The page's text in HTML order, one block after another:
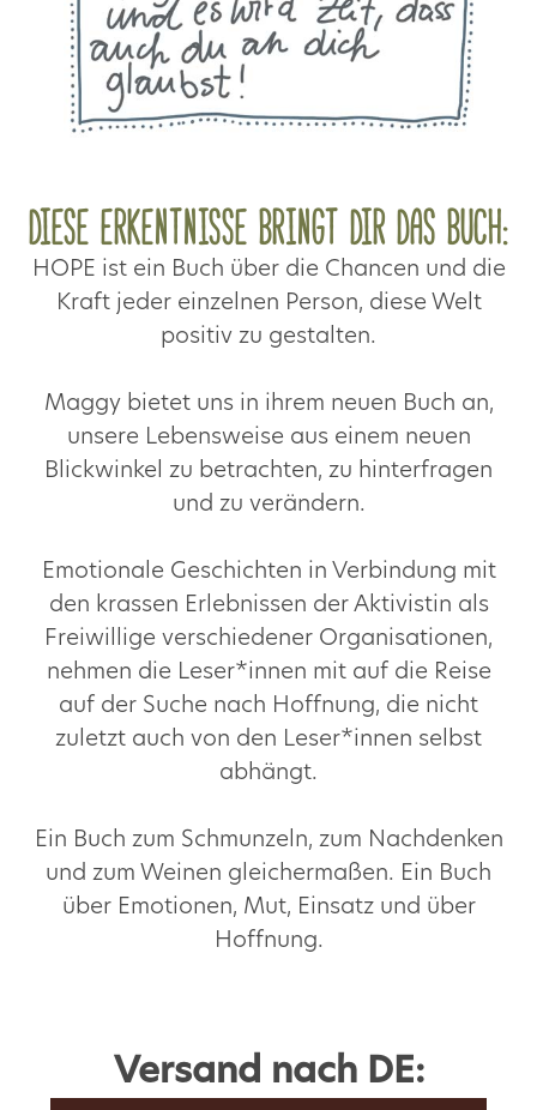
Diese Erkentnisse bringt dir das Buch:
HOPE ist ein Buch über die Chancen und die
Kraft jeder einzelnen Person, diese Welt
positiv zu gestalten.
Maggy bietet uns in ihrem neuen Buch an,
unsere Lebensweise aus einem neuen
Blickwinkel zu betrachten, zu hinterfragen
und zu verändern.
Emotionale Geschichten in Verbindung mit
den krassen Erlebnissen der Aktivistin als
Freiwillige verschiedener Organisationen,
nehmen die Leser*innen mit auf die Reise
auf der Suche nach Hoffnung, die nicht
zuletzt auch von den Leser*innen selbst
abhängt.
Ein Buch zum Schmunzeln, zum Nachdenken
und zum Weinen gleichermaßen. Ein Buch
über Emotionen, Mut, Einsatz und über
Hoffnung.
Versand nach DE: